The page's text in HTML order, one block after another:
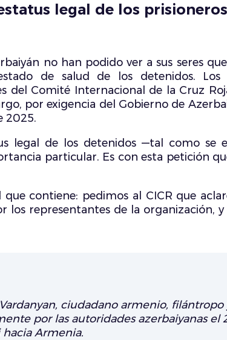
legal de los
no han podido ver a sus seres
de salud de los detenidos.
del Comité Internacional de la Cruz
por exigencia del Gobierno de
2025.
legal de los detenidos —tal como
particular. Es con esta petición
contiene: pedimos al CICR que
los representantes de la organización,
ciudadano armenio,
por las autoridades azerbaiyanas el
Armenia.